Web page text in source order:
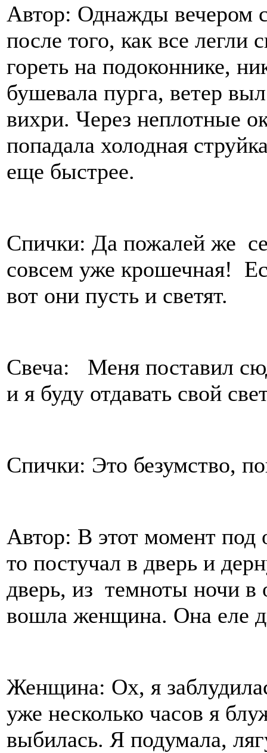
Автор: Однажды вечером
после того, как все легли
гореть на подоконнике,
бушевала пурга, ветер
вихри. Через неплотные
попадала холодная
еще быстрее.
Спички: Да пожалей же
совсем уже крошечная!
вот они пусть и светят.
Свеча: Меня поставил
и я буду отдавать свой
Спички: Это безумство,
Автор: В этот момент
то постучал в дверь и
дверь, из темноты ночи в
вошла женщина. Она еле
Женщина: Ох, я
уже несколько часов я
выбилась. Я подумала,